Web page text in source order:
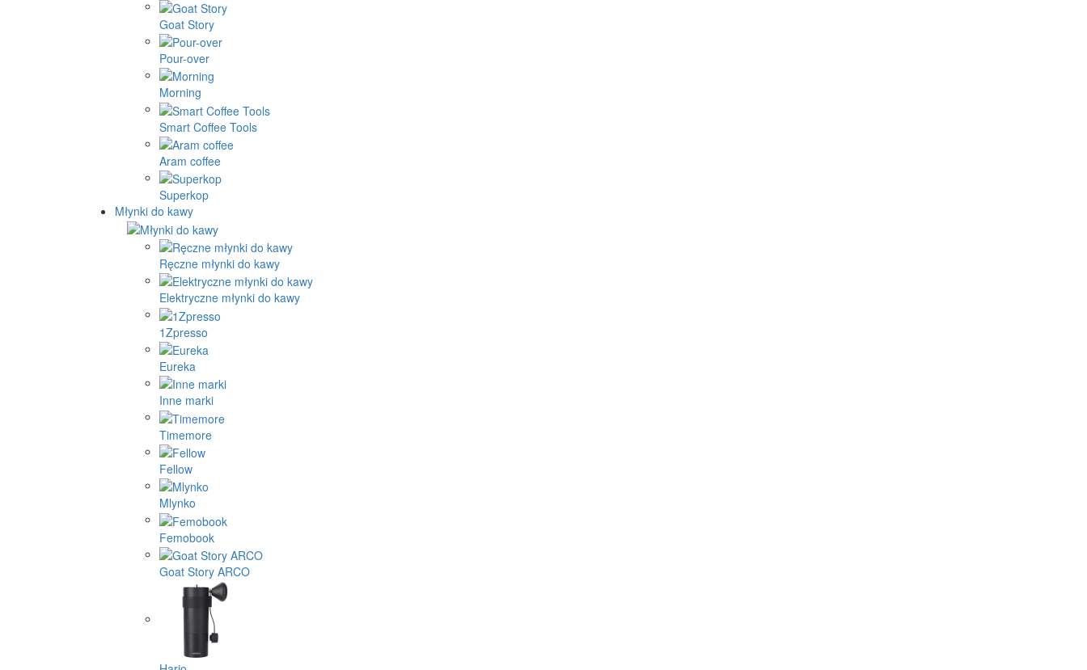
Goat Story
Pour-over
Morning
Smart Coffee Tools
Aram coffee
Superkop
Młynki do kawy
Ręczne młynki do kawy
Elektryczne młynki do kawy
1Zpresso
Eureka
Inne marki
Timemore
Fellow
Mlynko
Femobook
Goat Story ARCO